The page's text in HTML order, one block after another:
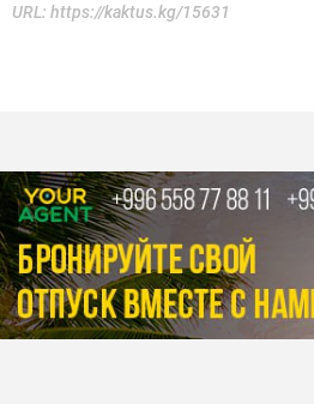
URL: https://kaktus.kg/15631